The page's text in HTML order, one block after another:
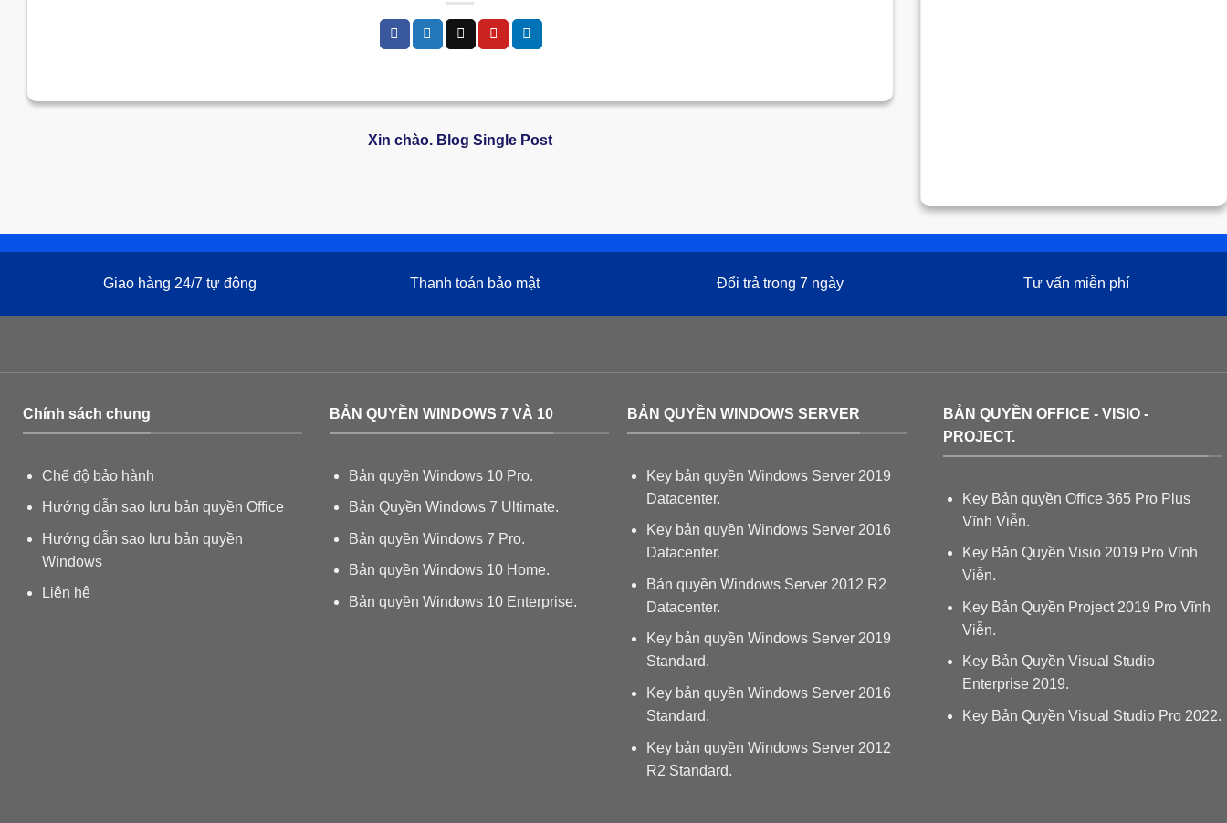
Xin chào. Blog Single Post
Giao hàng 24/7 tự động Thanh toán bảo mật Đổi trả trong 7 ngày Tư vấn miễn phí
Chính sách chung
Chế độ bảo hành
Hướng dẫn sao lưu bản quyền Office
Hướng dẫn sao lưu bản quyền
Windows
Liên hệ
BẢN QUYỀN WINDOWS 7 VÀ 10
Bản quyền Windows 10 Pro.
Bản Quyền Windows 7 Ultimate.
Bản quyền Windows 7 Pro.
Bản quyền Windows 10 Home.
Bản quyền Windows 10 Enterprise.
BẢN QUYỀN WINDOWS SERVER
Key bản quyền Windows Server 2019
Datacenter.
Key bản quyền Windows Server 2016
Datacenter.
Bản quyền Windows Server 2012 R2
Datacenter.
Key bản quyền Windows Server 2019
Standard.
Key bản quyền Windows Server 2016
Standard.
Key bản quyền Windows Server 2012
R2 Standard.
BẢN QUYỀN OFFICE - VISIO -
PROJECT.
Key Bản quyền Office 365 Pro Plus
Vĩnh Viễn.
Key Bản Quyền Visio 2019 Pro Vĩnh
Viễn.
Key Bản Quyền Project 2019 Pro Vĩnh
Viễn.
Key Bản Quyền Visual Studio
Enterprise 2019.
Key Bản Quyền Visual Studio Pro 2022.